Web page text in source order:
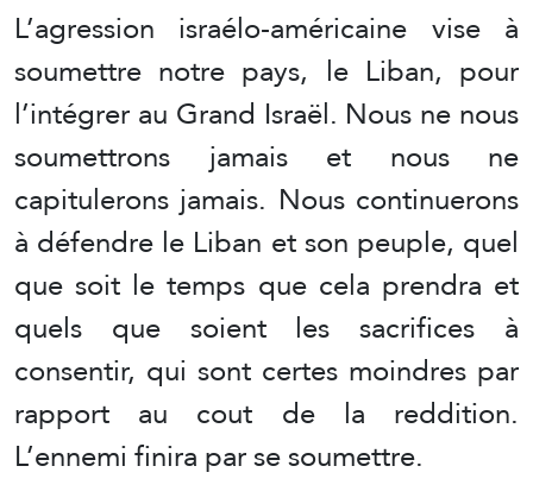
L’agression israélo-américaine vise à
soumettre notre pays, le Liban, pour
l’intégrer au Grand Israël. Nous ne nous
soumettrons jamais et nous ne
capitulerons jamais. Nous continuerons
à défendre le Liban et son peuple, quel
que soit le temps que cela prendra et
quels que soient les sacrifices à
consentir, qui sont certes moindres par
rapport au cout de la reddition.
L’ennemi finira par se soumettre.